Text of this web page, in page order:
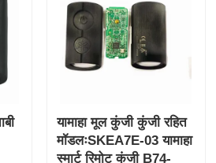
यामाहा मूल कुंजी कुंजी रहित
मॉडलःSKEA7E-03 यामाहा
स्मार्ट रिमोट कुंजी B74-